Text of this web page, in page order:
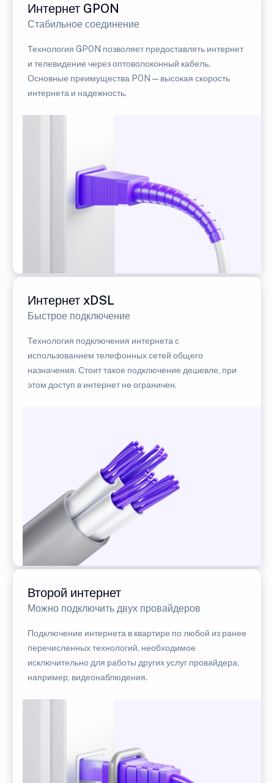
Интернет GPON
Стабильное соединение
Технология GPON позволяет предоставлять интернет
и телевидение через оптоволоконный кабель.
Основные преимущества PON — высокая скорость
интернета и надежность.
Интернет xDSL
Быстрое подключение
Технология подключения интернета с
использованием телефонных сетей общего
назначения. Стоит такое подключение дешевле, при
этом доступ в интернет не ограничен.
Второй интернет
Можно подключить двух провайдеров
Подключение интернета в квартире по любой из ранее
перечисленных технологий, необходимое
исключительно для работы других услуг провайдера,
например, видеонаблюдения.